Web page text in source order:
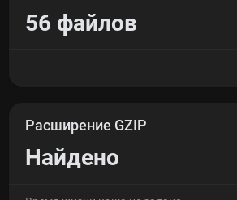
56 файлов
Расширение GZIP
Найдено